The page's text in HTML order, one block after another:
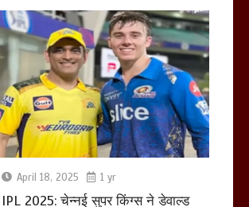
April 18, 2025 1 yr
IPL 2025: चेन्नई सुपर किंग्स ने डेवाल्ड